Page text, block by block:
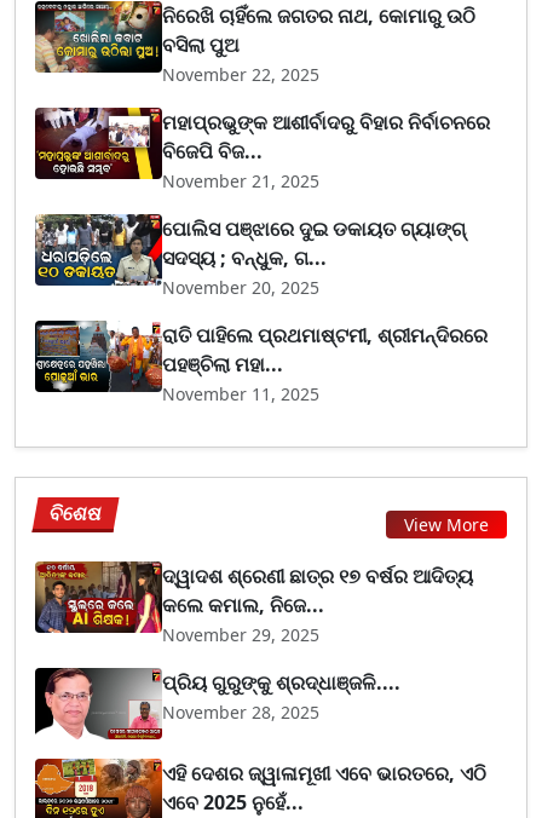
ନିରେଖି ଚାହିଁଲେ ଜଗତର ନାଥ, କୋମାରୁ ଉଠି
ବସିଲା ପୁଅ
November 22, 2025
ମହାପ୍ରଭୁଙ୍କ ଆଶୀର୍ବାଦରୁ ବିହାର ନିର୍ବାଚନରେ
ବିଜେପି ବିଜ...
November 21, 2025
ପୋଲିସ ପଞ୍ଝାରେ ଦୁଇ ଡକାୟତ ଗ୍ୟାଙ୍ଗ୍
ସଦସ୍ୟ ; ବନ୍ଧୁକ, ଗ...
November 20, 2025
ରାତି ପାହିଲେ ପ୍ରଥମାଷ୍ଟମୀ, ଶ୍ରୀମନ୍ଦିରରେ
ପହଞ୍ଚିଲା ମହା...
November 11, 2025
ବିଶେଷ View More
ଦ୍ୱାଦଶ ଶ୍ରେଣୀ ଛାତ୍ର ୧୭ ବର୍ଷର ଆଦିତ୍ୟ
କଲେ କମାଲ, ନିଜେ...
November 29, 2025
ପ୍ରିୟ ଗୁରୁଙ୍କୁ ଶ୍ରଦ୍ଧାଞ୍ଜଳି....
November 28, 2025
ଏହି ଦେଶର ଜ୍ୱାଳାମୂଖୀ ଏବେ ଭାରତରେ, ଏଠି
ଏବେ 2025 ନୁହେଁ...